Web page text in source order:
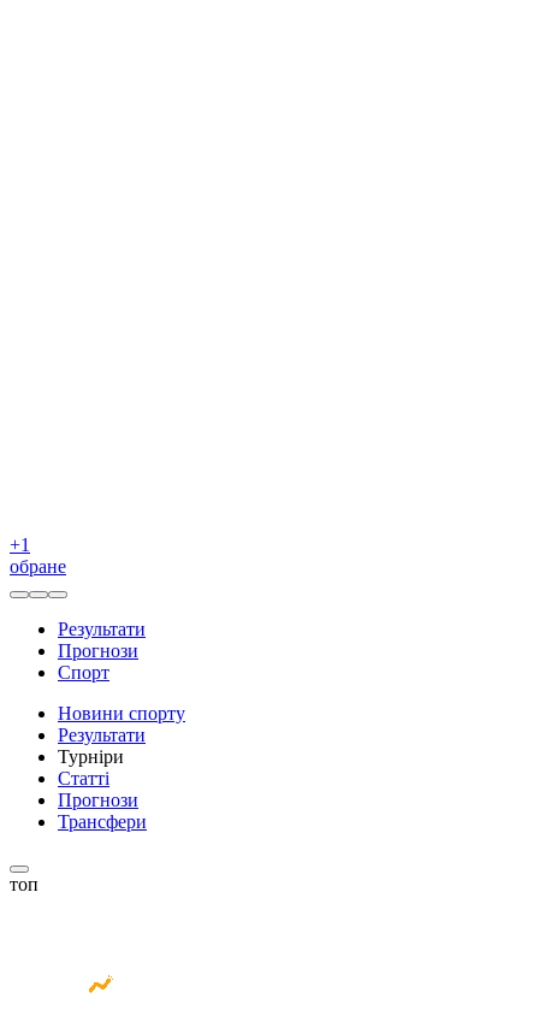
+1
обране
Результати
Прогнози
Спорт
Новини спорту
Результати
Турніри
Статті
Прогнози
Трансфери
топ